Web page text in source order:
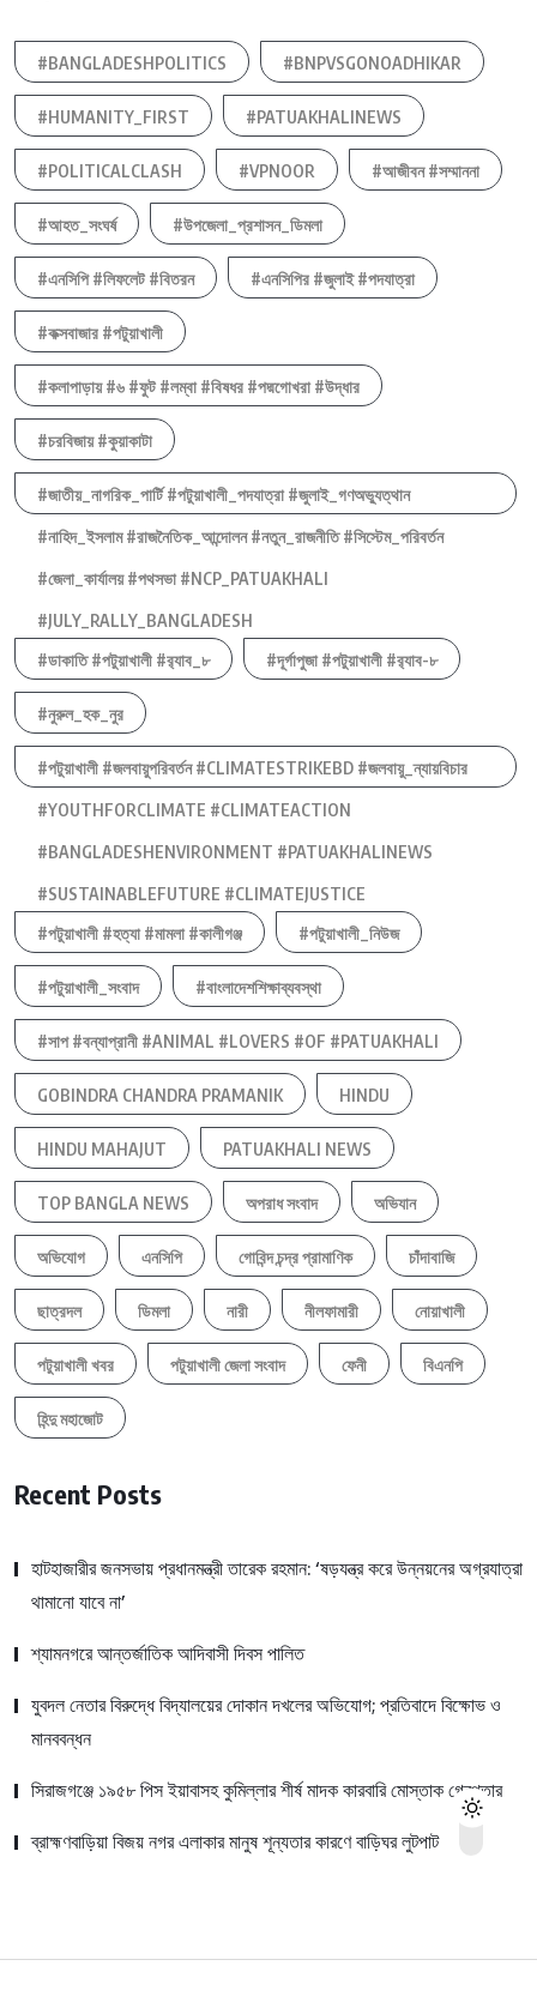
#BANGLADESHPOLITICS #BNPVSGONOADHIKAR
#HUMANITY_FIRST #PATUAKHALINEWS
#POLITICALCLASH #VPNOOR #আজীবন #সম্মাননা
#আহত_সংঘর্ষ #উপজেলা_প্রশাসন_ডিমলা
#এনসিপি #লিফলেট #বিতরন #এনসিপির #জুলাই #পদযাত্রা
#কক্সবাজার #পটুয়াখালী
#কলাপাড়ায় #৬ #ফুট #লম্বা #বিষধর #পদ্মগোখরা #উদ্ধার
#চরবিজায় #কুয়াকাটা
#জাতীয়_নাগরিক_পার্টি #পটুয়াখালী_পদযাত্রা #জুলাই_গণঅভ্যুত্থান
#নাহিদ_ইসলাম #রাজনৈতিক_আন্দোলন #নতুন_রাজনীতি #সিস্টেম_পরিবর্তন
#জেলা_কার্যালয় #পথসভা #NCP_PATUAKHALI
#JULY_RALLY_BANGLADESH
#ডাকাতি #পটুয়াখালী #র‍্যাব_৮
#দূর্গাপুজা #পটুয়াখালী #র‍্যাব-৮
#নুরুল_হক_নুর
#পটুয়াখালী #জলবায়ুপরিবর্তন #CLIMATESTRIKEBD #জলবায়ু_ন্যায়বিচার
#YOUTHFORCLIMATE #CLIMATEACTION
#BANGLADESHENVIRONMENT #PATUAKHALINEWS
#SUSTAINABLEFUTURE #CLIMATEJUSTICE
#পটুয়াখালী #হত্যা #মামলা #কালীগঞ্জ
#পটুয়াখালী_নিউজ
#পটুয়াখালী_সংবাদ #বাংলাদেশশিক্ষাব্যবস্থা
#সাপ #বন্যাপ্রানী #ANIMAL #LOVERS #OF #PATUAKHALI
GOBINDRA CHANDRA PRAMANIK HINDU
HINDU MAHAJUT PATUAKHALI NEWS
TOP BANGLA NEWS অপরাধ সংবাদ অভিযান
অভিযোগ এনসিপি গোবিন্দ চন্দ্র প্রামাণিক চাঁদাবাজি
ছাত্রদল ডিমলা নারী নীলফামারী নোয়াখালী
পটুয়াখালী খবর পটুয়াখালী জেলা সংবাদ ফেনী বিএনপি
হিন্দু মহাজোট
Recent Posts
হাটহাজারীর জনসভায় প্রধানমন্ত্রী তারেক রহমান: ‘ষড়যন্ত্র করে উন্নয়নের অগ্রযাত্রা
থামানো যাবে না’
শ্যামনগরে আন্তর্জাতিক আদিবাসী দিবস পালিত
যুবদল নেতার বিরুদ্ধে বিদ্যালয়ের দোকান দখলের অভিযোগ; প্রতিবাদে বিক্ষোভ ও
মানববন্ধন
সিরাজগঞ্জে ১৯৫৮ পিস ইয়াবাসহ কুমিল্লার শীর্ষ মাদক কারবারি মোস্তাক গ্রেপ্তার
ব্রাহ্মণবাড়িয়া বিজয় নগর এলাকার মানুষ শূন্যতার কারণে বাড়িঘর লুটপাট